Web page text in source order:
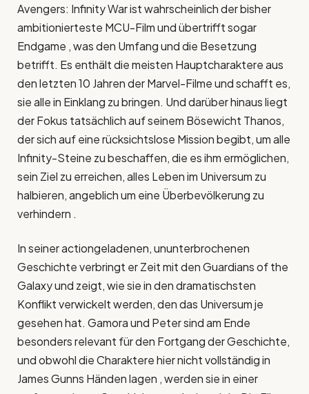
Avengers: Infinity War ist wahrscheinlich der bisher
ambitionierteste MCU-Film und übertrifft sogar
Endgame , was den Umfang und die Besetzung
betrifft. Es enthält die meisten Hauptcharaktere aus
den letzten 10 Jahren der Marvel-Filme und schafft es,
sie alle in Einklang zu bringen. Und darüber hinaus liegt
der Fokus tatsächlich auf seinem Bösewicht Thanos,
der sich auf eine rücksichtslose Mission begibt, um alle
Infinity-Steine ​​zu beschaffen, die es ihm ermöglichen,
sein Ziel zu erreichen, alles Leben im Universum zu
halbieren, angeblich um eine Überbevölkerung zu
verhindern .
In seiner actiongeladenen, ununterbrochenen
Geschichte verbringt er Zeit mit den Guardians of the
Galaxy und zeigt, wie sie in den dramatischsten
Konflikt verwickelt werden, den das Universum je
gesehen hat. Gamora und Peter sind am Ende
besonders relevant für den Fortgang der Geschichte,
und obwohl die Charaktere hier nicht vollständig in
James Gunns Händen lagen , werden sie in einer